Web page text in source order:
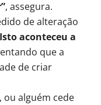
, assegura.
de alteração
aconteceu a
que a
de criar
ou alguém cede